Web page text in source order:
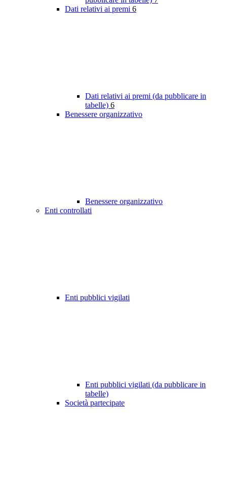
Dati relativi ai premi 6
Dati relativi ai premi (da pubblicare in
tabelle) 6
Benessere organizzativo
Benessere organizzativo
Enti controllati
Enti pubblici vigilati
Enti pubblici vigilati (da pubblicare in
tabelle)
Società partecipate